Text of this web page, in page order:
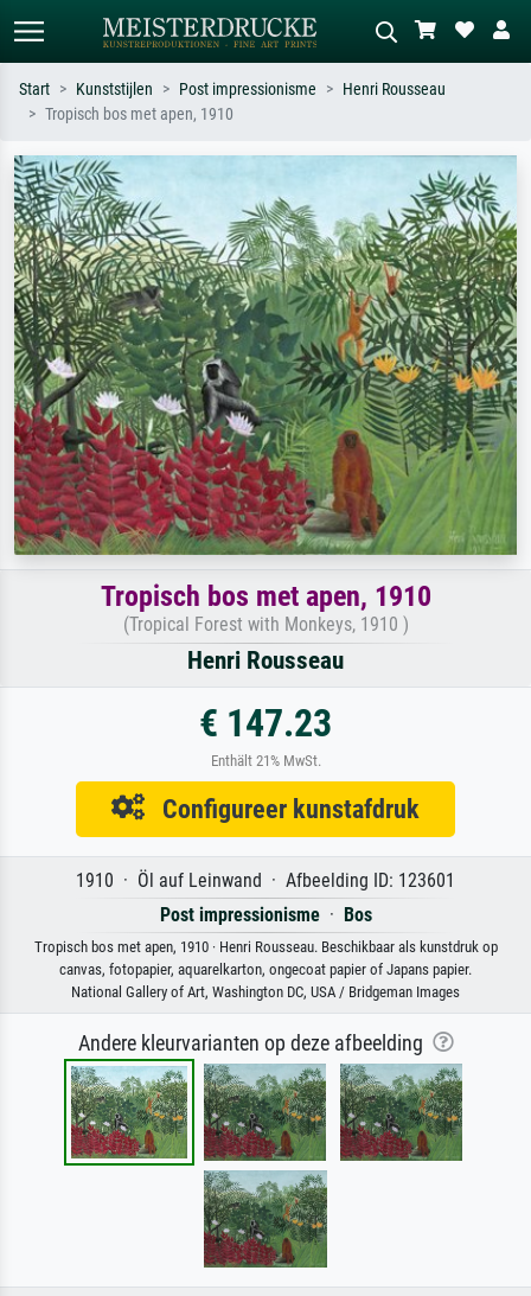
Zoek op kunstenaar, titel of stijl – bijv.
Monet, Sterrennacht, impressionisme,
Hokusai-golf, naakt.
Beschrijf de scène – bijv. groene
weide, abstract met veel rood, donker
olieverfschilderij, staand naakt naast
een boom.
Start Kunststijlen Post impressionisme
Henri Rousseau
Tropisch bos met apen, 1910
Tropisch bos met apen, 1910
(Tropical Forest with Monkeys, 1910 )
Henri Rousseau
€ 147.23
Enthält 21% MwSt.
Configureer kunstafdruk
1910 · Öl auf Leinwand · Afbeelding ID: 123601
Post impressionisme· Bos
Tropisch bos met apen, 1910 · Henri Rousseau. Beschikbaar als kunstdruk op
canvas, fotopapier, aquarelkarton, ongecoat papier of Japans papier.
National Gallery of Art, Washington DC, USA / Bridgeman Images
Andere kleurvarianten op deze afbeelding